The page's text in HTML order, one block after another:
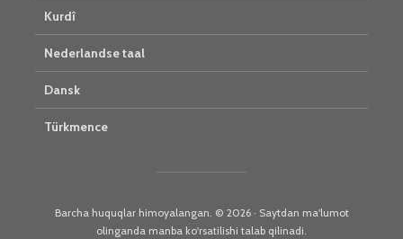
Kurdî
Nederlandse taal
Dansk
Türkmence
Barcha huquqlar himoyalangan. © 2026 · Saytdan ma'lumot
olinganda manba ko'rsatilishi talab qilinadi.